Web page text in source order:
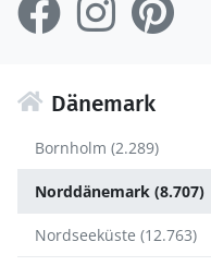
Dänemark
Bornholm (2.289)
Norddänemark (8.707)
Nordseeküste (12.763)